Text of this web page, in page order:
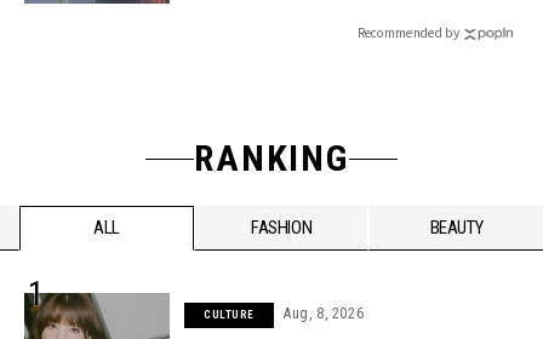
Recommended by
RANKING
ALL FASHION BEAUTY
CULTURE Aug, 8, 2026